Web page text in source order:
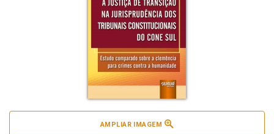
AMPLIAR IMAGEM